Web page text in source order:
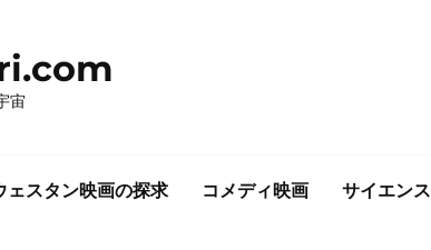
宙
ェスタン映画の探求 コメディ映画 サイエン